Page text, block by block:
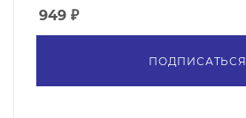
949 ₽
ПОДПИСАТЬСЯ